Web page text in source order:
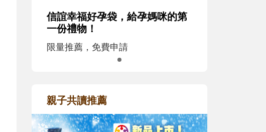
信誼幸福好孕袋，給孕媽咪的第
一份禮物！
限量推薦，免費申請
親子共讀推薦